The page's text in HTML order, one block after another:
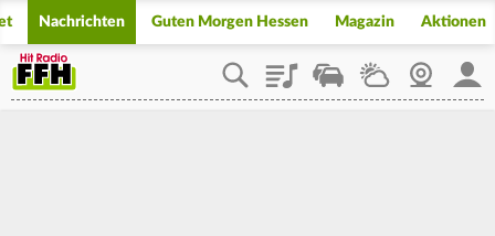
Nachrichten Guten Morgen Hessen Magazin Aktionen
PlaylistStaupilotWetterWebcam